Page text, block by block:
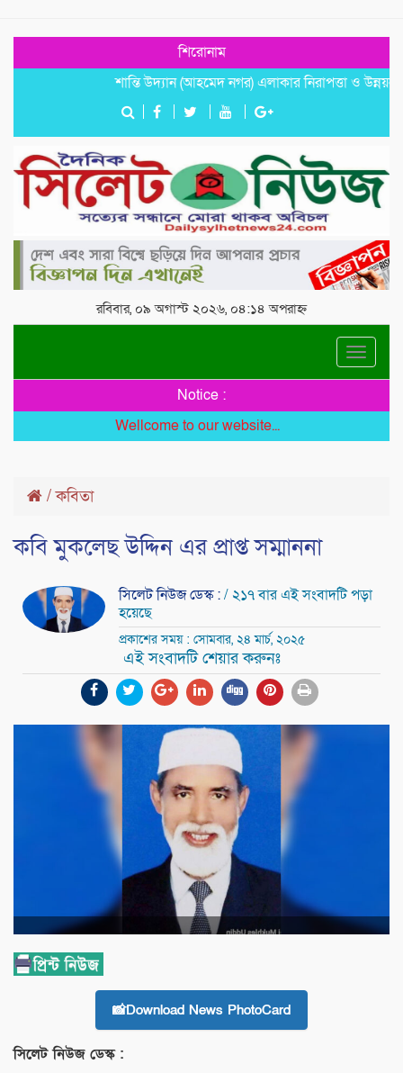
শিরোনাম
শান্তি উদ্যান (আহমেদ নগর) এলাকার নিরাপত্তা ও উন্নয়নমূলক
রবিবার, ০৯ অগাস্ট ২০২৬, ০৪:১৪ অপরাহ্ন
Toggle
Notice :
Wellcome to our website...
/কবিতা
কবি মুকলেছ উদ্দিন এর প্রাপ্ত সম্মাননা
সিলেট নিউজ ডেস্ক :/ ২১৭ বার এই সংবাদটি পড়া
হয়েছে
প্রকাশের সময় : সোমবার, ২৪ মার্চ, ২০২৫
এই সংবাদটি শেয়ার করুনঃ
📸Download News PhotoCard
সিলেট নিউজ ডেস্ক :